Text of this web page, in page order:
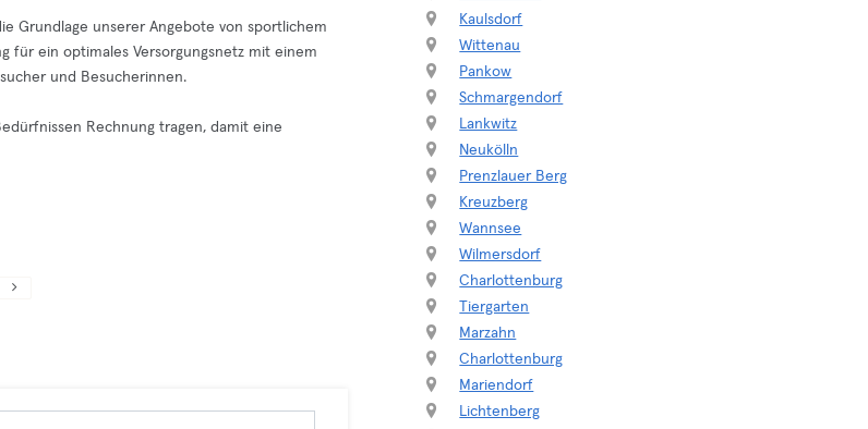
Grundlage unserer Angebote von sportlichem
für ein optimales Versorgungsnetz mit einem
und Besucherinnen.
Rechnung tragen, damit eine
Kaulsdorf
Wittenau
Pankow
Schmargendorf
Lankwitz
Neukölln
Prenzlauer Berg
Kreuzberg
Wannsee
Wilmersdorf
Charlottenburg
Tiergarten
Marzahn
Charlottenburg
Mariendorf
Lichtenberg